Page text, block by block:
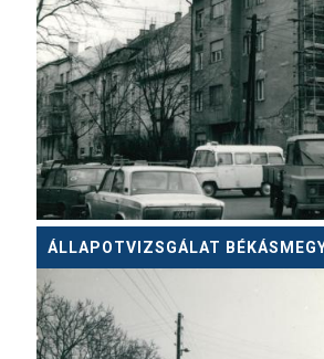
ÁLLAPOTVIZSGÁLAT